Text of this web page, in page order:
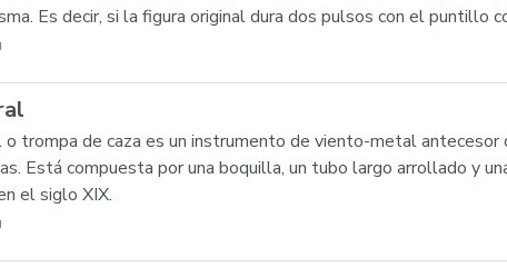
Es decir, si la figura original dura dos pulsos con el puntillo
trompa de caza es un instrumento de viento-metal antecesor
Está compuesta por una boquilla, un tubo largo arrollado y
el siglo XIX.